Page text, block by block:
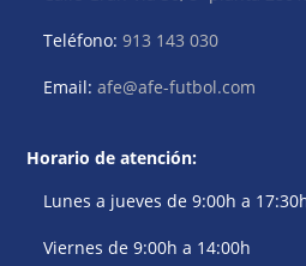
Teléfono:913 143 030
Email:afe@afe-futbol.com
Horario de atención:
Lunes a jueves de 9:00h a
Viernes de 9:00h a 14:00h